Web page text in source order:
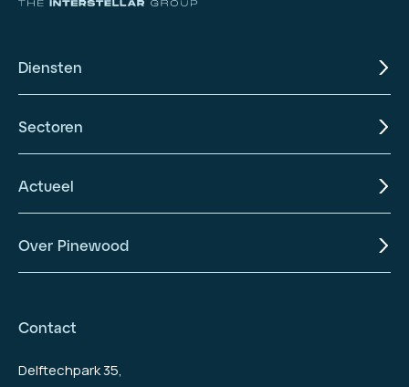
Diensten
Sectoren
Actueel
Over Pinewood
Contact
Delftechpark 35,